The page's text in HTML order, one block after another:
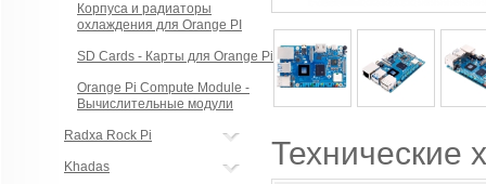
Корпуса и радиаторы
охлаждения для Orange PI
SD Cards - Карты для Orange Pi
Orange Pi Compute Module -
Вычислительные модули
Radxa Rock Pi
Khadas Технические